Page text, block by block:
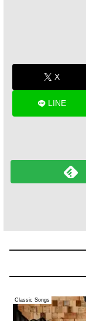
X
LINE
Classic Songs